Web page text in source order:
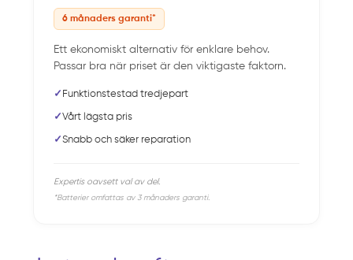
6 månaders garanti*
Ett ekonomiskt alternativ för enklare behov.
Passar bra när priset är den viktigaste faktorn.
✓ Funktionstestad tredjepart
✓Vårt lägsta pris
✓Snabb och säker reparation
Expertis oavsett val av del.
*Batterier omfattas av 3 månaders garanti.